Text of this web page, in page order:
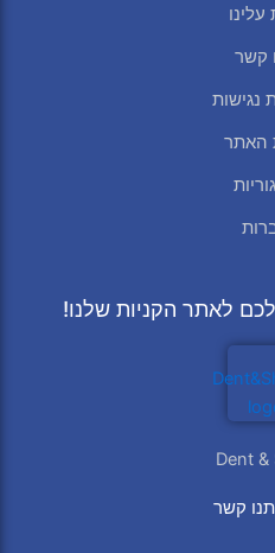
קשר
נגישות
האתר
לאתר הקניות שלנו!
Dent &
קשר